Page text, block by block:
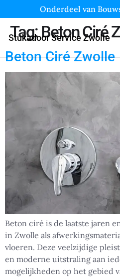
Onderdeel van
Stukadoor Service Zwolle
Tag:Beton Ciré
Beton Ciré Zwolle
Beton ciré is de laatste jaren
in Zwolle als
vloeren. Deze veelzijdige
en moderne uitstraling aan
mogelijkheden op het gebied